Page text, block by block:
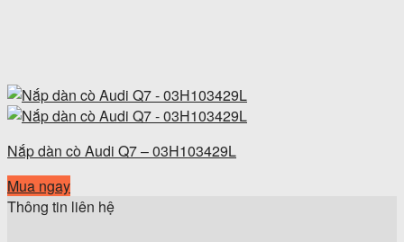
Nắp dàn cò Audi Q7 – 03H103429L
Mua ngay
Thông tin liên hệ